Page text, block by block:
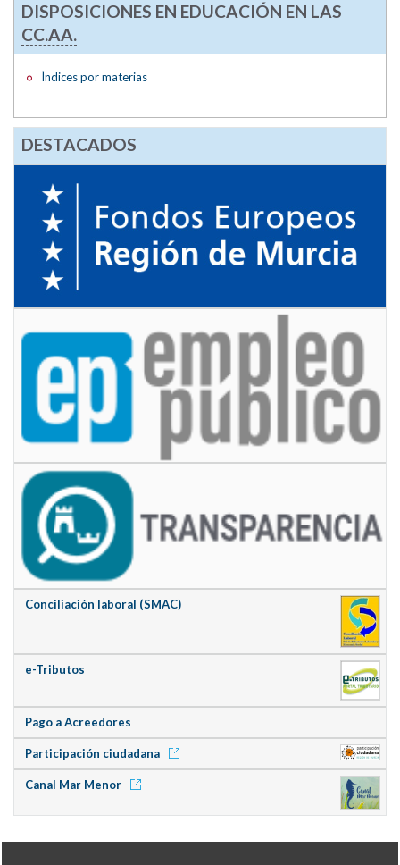
DISPOSICIONES EN EDUCACIÓN EN LAS
CC.AA.
Índices por materias
DESTACADOS
Conciliación laboral (SMAC)
e-Tributos
Pago a Acreedores
Participación ciudadana
Canal Mar Menor